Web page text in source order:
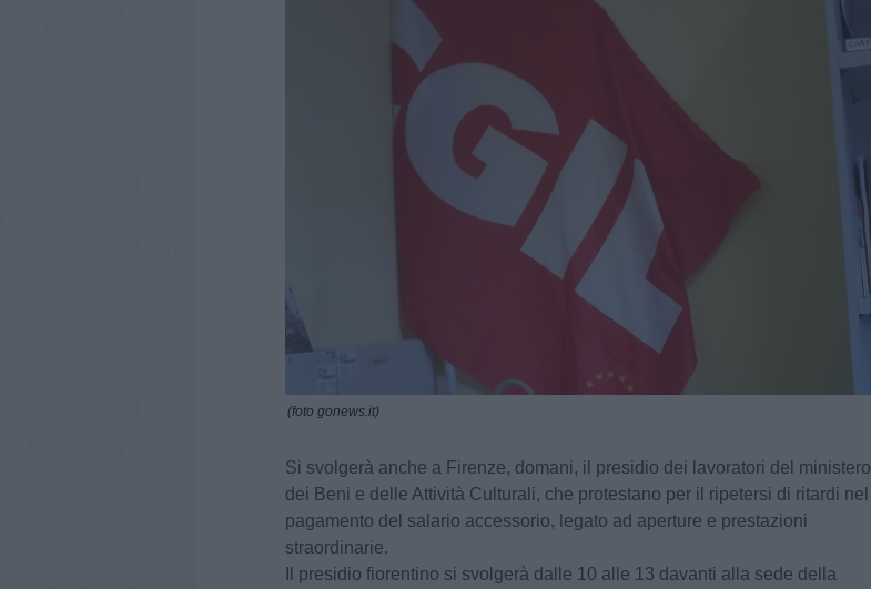
(foto gonews.it)
Si svolgerà anche a Firenze, domani, il presidio dei lavoratori del ministero
dei Beni e delle Attività Culturali, che protestano per il ripetersi di ritardi nel
pagamento del salario accessorio, legato ad aperture e prestazioni
straordinarie.
Il presidio fiorentino si svolgerà dalle 10 alle 13 davanti alla sede della